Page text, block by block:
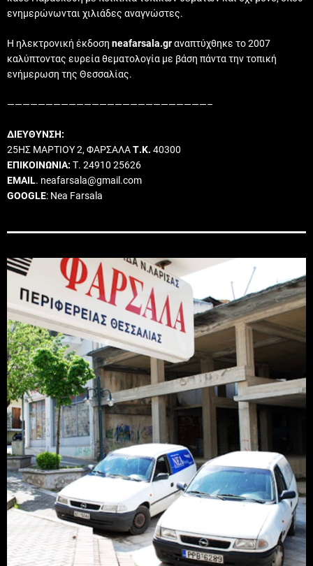
ενημερώνωνται χιλιάδες αναγνώστες.
Η ηλεκτρονική έκδοση neafarsala.grαναπτύχθηκε το 2007
καλύπτοντας ευρεία θεματολογία με βάση πάντα την τοπική
ενήμερωση της Θεσσαλίας.
——————————————————————————–
ΔΙΕΥΘΥΝΣΗ:
25ΗΣ ΜΑΡΤΙΟΥ 2, ΦΑΡΣΑΛΑΤ.Κ. 40300
ΕΠΙΚΟΙΝΩΝΙΑ: Τ. 24910 25626
EMAIL. neafarsala@gmail.com
GOOGLE: Nea Farsala